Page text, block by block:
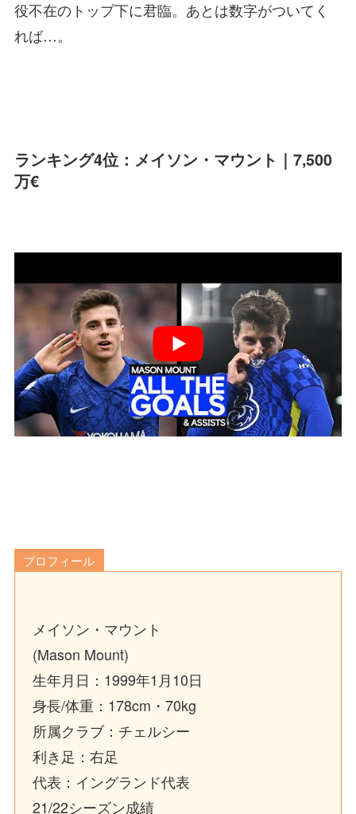
役不在のトップ下に君臨。あとは数字がついてく
れば…。
ランキング4位：メイソン・マウント｜7,500
万€
プロフィール
メイソン・マウント
(Mason Mount)
生年月日：1999年1月10日
身長/体重：178cm・70kg
所属クラブ：チェルシー
利き足：右足
代表：イングランド代表
21/22シーズン成績